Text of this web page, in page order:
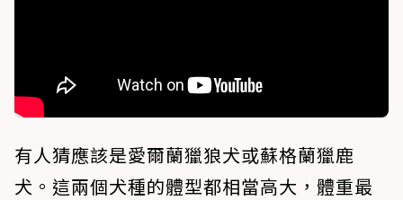
有人猜應該是愛爾蘭獵狼犬或蘇格蘭獵鹿
犬。這兩個犬種的體型都相當高大，體重最